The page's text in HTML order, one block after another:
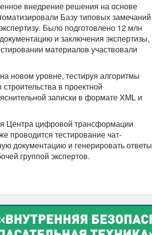
внедрение решения на основе
Базу типовых замечаний
Было подготовлено 12 млн
и заключения экспертизы,
материалов участвовали
новом уровне, тестируя алгоритмы
в проектной
записки в формате XML и
Центра цифровой трансформации
проводится тестирование чат-
документацию и генерировать ответы
группой экспертов.